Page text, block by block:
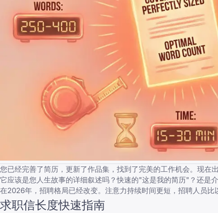
您已经完善了简历，更新了作品集，找到了完美的工作机会。现在
它应该是您人生故事的详细叙述吗？快速的"这是我的简历"？还是
在2026年，招聘格局已经改变。注意力持续时间更短，招聘人员
求职信长度快速指南